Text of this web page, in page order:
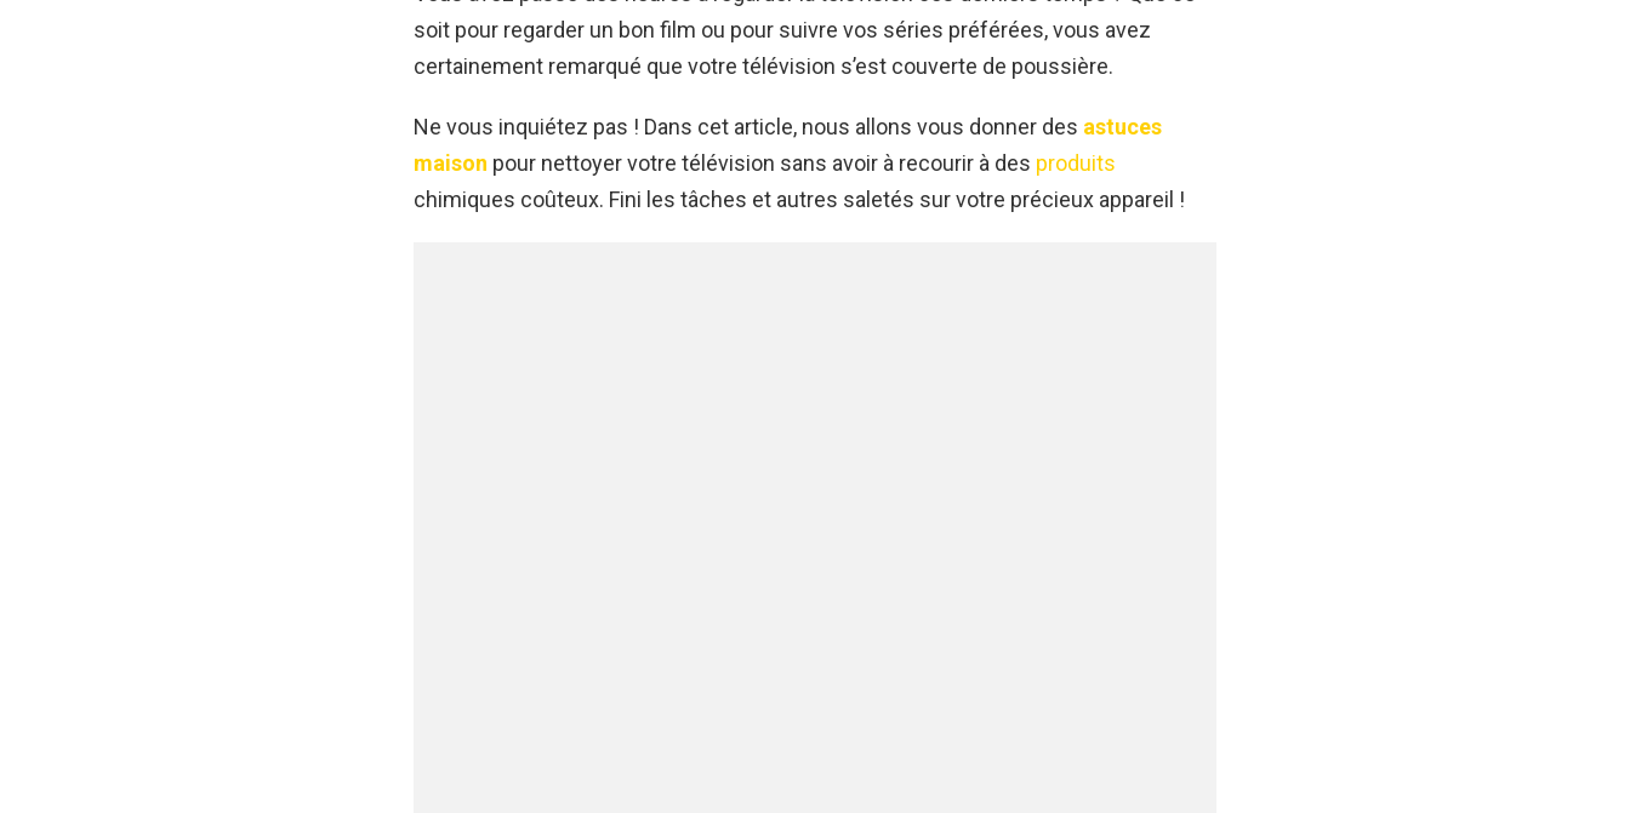
soit pour regarder un bon film ou pour suivre vos séries préférées, vous avez
certainement remarqué que votre télévision s’est couverte de poussière.
Ne vous inquiétez pas ! Dans cet article, nous allons vous donner des astuces
maison pour nettoyer votre télévision sans avoir à recourir à des produits
chimiques coûteux. Fini les tâches et autres saletés sur votre précieux appareil !